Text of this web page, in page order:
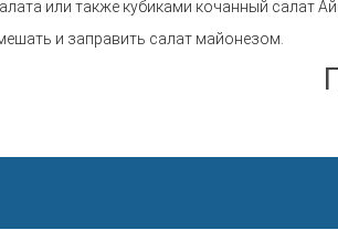
или также кубиками кочанный салат
и заправить салат майонезом.